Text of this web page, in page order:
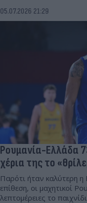
05.07.2026 21:29
Ρουμανία-Ελλάδα
χέρια της το
Παρότι ήταν καλύτερη η
επίθεση, οι μαχητικοί
λεπτομέρειες το